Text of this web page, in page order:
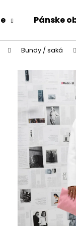
Pánske
Bundy / saká
Čo
KOMPLET LA